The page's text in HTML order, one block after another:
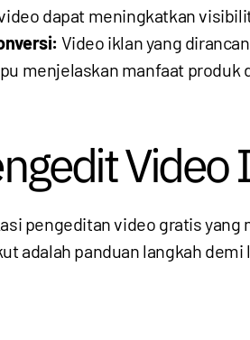
dapat meningkatkan
Video iklan yang
menjelaskan manfaat
pengeditan video gratis
adalah panduan langkah